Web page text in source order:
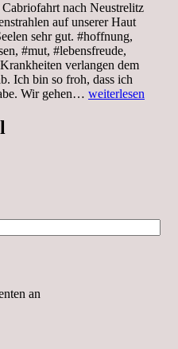
nach Neustrelitz
auf unserer Haut
sehr gut. #hoffnung,
#mut, #lebensfreude,
verlangen dem
Ich bin so froh, dass ich
Wir gehen… Sonnabend,
weiterlesen
an